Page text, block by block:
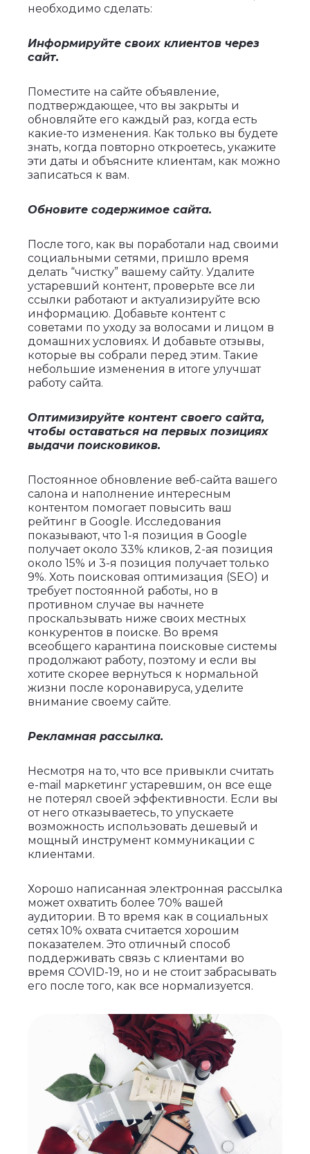
необходимо сделать:
Информируйте своих клиентов через
сайт.
Поместите на сайте объявление,
подтверждающее, что вы закрыты и
обновляйте его каждый раз, когда есть
какие-то изменения. Как только вы будете
знать, когда повторно откроетесь, укажите
эти даты и объясните клиентам, как можно
записаться к вам.
Обновите содержимое сайта.
После того, как вы поработали над своими
социальными сетями, пришло время
делать “чистку” вашему сайту. Удалите
устаревший контент, проверьте все ли
ссылки работают и актуализируйте всю
информацию. Добавьте контент с
советами по уходу за волосами и лицом в
домашних условиях. И добавьте отзывы,
которые вы собрали перед этим. Такие
небольшие изменения в итоге улучшат
работу сайта.
Оптимизируйте контент своего сайта,
чтобы оставаться на первых позициях
выдачи поисковиков.
Постоянное обновление веб-сайта вашего
салона и наполнение интересным
контентом помогает повысить ваш
рейтинг в Google. Исследования
показывают, что 1-я позиция в Google
получает около 33% кликов, 2-ая позиция
около 15% и 3-я позиция получает только
9%. Хоть поисковая оптимизация (SEO) и
требует постоянной работы, но в
противном случае вы начнете
проскальзывать ниже своих местных
конкурентов в поиске. Во время
всеобщего карантина поисковые системы
продолжают работу, поэтому и если вы
хотите скорее вернуться к нормальной
жизни после коронавируса, уделите
внимание своему сайте.
Рекламная рассылка.
Несмотря на то, что все привыкли считать
e-mail маркетинг устаревшим, он все еще
не потерял своей эффективности. Если вы
от него отказываетесь, то упускаете
возможность использовать дешевый и
мощный инструмент коммуникации с
клиентами.
Хорошо написанная электронная рассылка
может охватить более 70% вашей
аудитории. В то время как в социальных
сетях 10% охвата считается хорошим
показателем. Это отличный способ
поддерживать связь с клиентами во
время COVID-19, но и не стоит забрасывать
его после того, как все нормализуется.